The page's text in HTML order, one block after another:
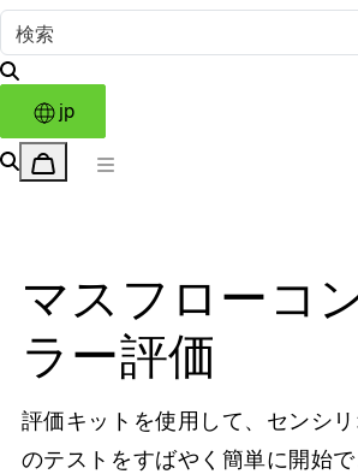
jp
マスフローコ
ラー評価
評価キットを使用して、センシ
のテストをすばやく簡単に開始で